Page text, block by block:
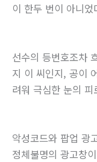
이 한두 번이 아니었
선수의 등번호조차
지 이 씨인지, 공이
려워 극심한 눈의
악성코드와 팝업 광
정체불명의 광고창